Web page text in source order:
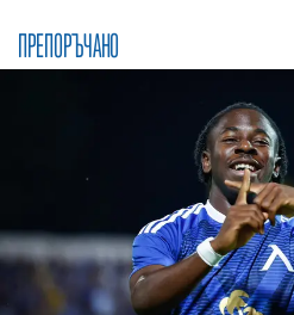
ПРЕПОРЪЧАНО